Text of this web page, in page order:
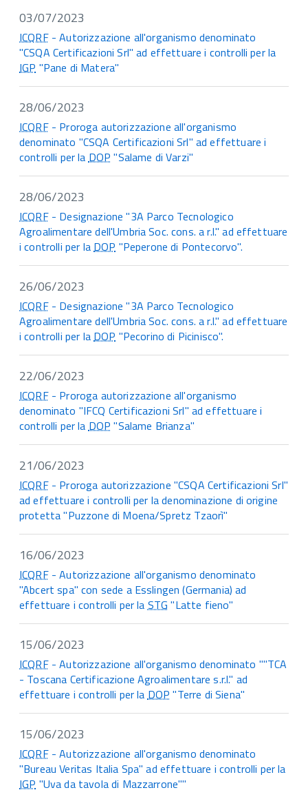
03/07/2023
ICQRF- Autorizzazione all'organismo denominato
"CSQA Certificazioni Srl" ad effettuare i controlli per la
IGP "Pane di Matera"
28/06/2023
ICQRF- Proroga autorizzazione all'organismo
denominato "CSQA Certificazioni Srl" ad effettuare i
controlli per laDOP "Salame di Varzi"
28/06/2023
ICQRF- Designazione "3A Parco Tecnologico
Agroalimentare dell'Umbria Soc. cons. a r.l." ad effettuare
i controlli per laDOP "Peperone di Pontecorvo".
26/06/2023
ICQRF- Designazione "3A Parco Tecnologico
Agroalimentare dell'Umbria Soc. cons. a r.l." ad effettuare
i controlli per laDOP "Pecorino di Picinisco".
22/06/2023
ICQRF- Proroga autorizzazione all'organismo
denominato "IFCQ Certificazioni Srl" ad effettuare i
controlli per laDOP "Salame Brianza"
21/06/2023
ICQRF- Proroga autorizzazione "CSQA Certificazioni Srl"
ad effettuare i controlli per la denominazione di origine
protetta "Puzzone di Moena/Spretz Tzaorì"
16/06/2023
ICQRF- Autorizzazione all'organismo denominato
"Abcert spa" con sede a Esslingen (Germania) ad
effettuare i controlli per laSTG "Latte fieno"
15/06/2023
ICQRF- Autorizzazione all'organismo denominato ""TCA
- Toscana Certificazione Agroalimentare s.r.l." ad
effettuare i controlli per laDOP "Terre di Siena"
15/06/2023
ICQRF- Autorizzazione all'organismo denominato
"Bureau Veritas Italia Spa" ad effettuare i controlli per la
IGP "Uva da tavola di Mazzarrone""